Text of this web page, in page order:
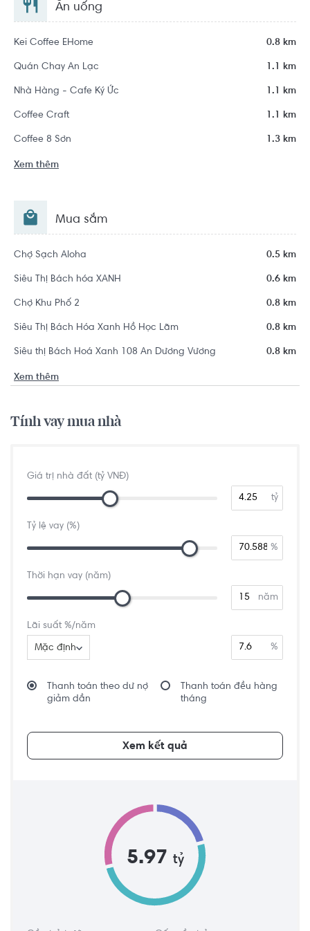
Ăn uống
Kei Coffee EHome 0.8 km
Quán Chay An Lạc 1.1 km
Nhà Hàng - Cafe Ký Ức 1.1 km
Coffee Craft 1.1 km
Coffee 8 Sơn 1.3 km
Xem thêm
Mua sắm
Chợ Sạch Aloha 0.5 km
Siêu Thị Bách hóa XANH 0.6 km
Chợ Khu Phố 2 0.8 km
Siêu Thị Bách Hóa Xanh Hồ Học Lãm 0.8 km
Siêu thị Bách Hoá Xanh 108 An Dương Vương 0.8 km
Xem thêm
Tính vay mua nhà
Giá trị nhà đất (tỷ VNĐ)
tỷ
Tỷ lệ vay (%)
%
Thời hạn vay (năm)
năm
Lãi suất %/năm
Mặc định %
Thanh toán theo dư nợ
giảm dần
Thanh toán đều hàng
tháng
Xem kết quả
5.97 tỷ